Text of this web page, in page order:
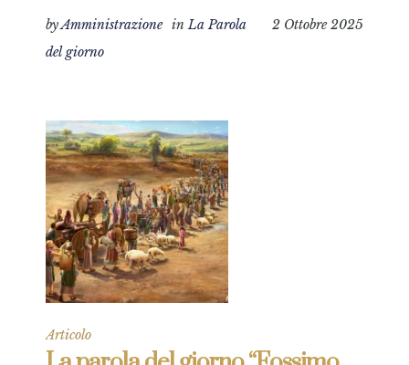
2 Ottobre 2025
byAmministrazione inLa Parola
del giorno
Articolo